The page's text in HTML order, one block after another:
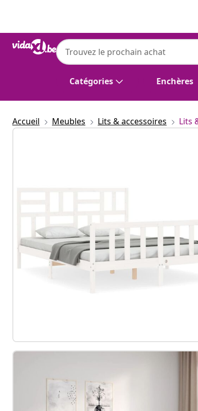
Catégories Enchères
Accueil Meubles Lits & accessoires Lits